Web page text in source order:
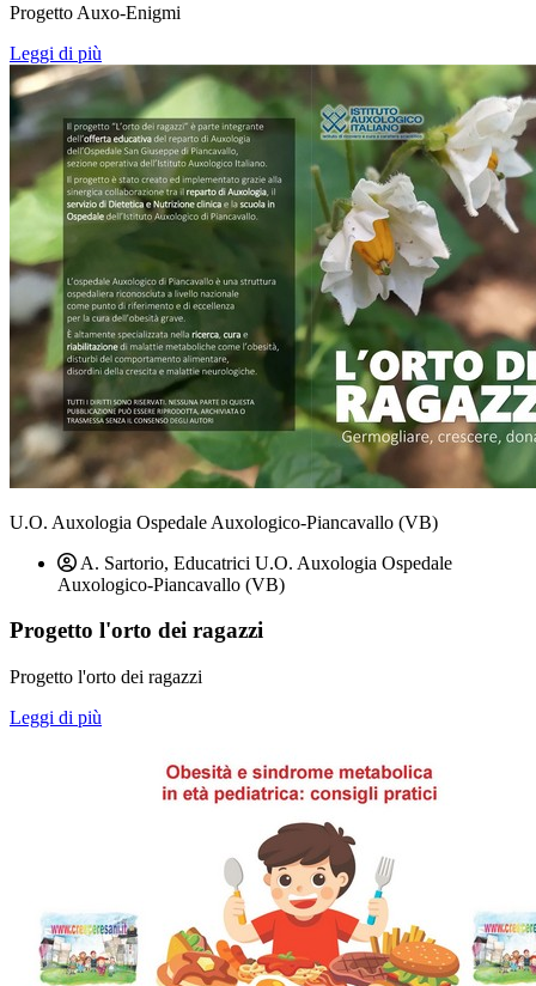
Progetto Auxo-Enigmi
Leggi di più
U.O. Auxologia Ospedale Auxologico-Piancavallo (VB)
A. Sartorio, Educatrici U.O. Auxologia Ospedale
Auxologico-Piancavallo (VB)
Progetto l'orto dei ragazzi
Progetto l'orto dei ragazzi
Leggi di più